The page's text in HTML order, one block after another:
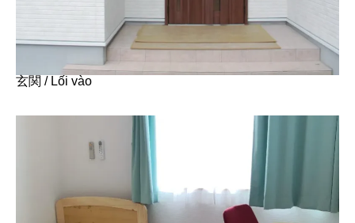
玄関 / Lối vào